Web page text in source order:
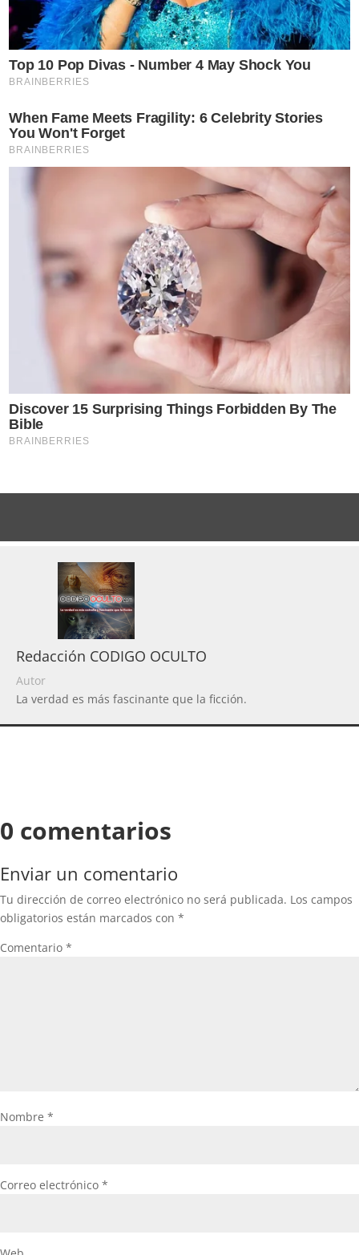
Redacción CODIGO OCULTO
Autor
La verdad es más fascinante que la ficción.
0 comentarios
Enviar un comentario
Tu dirección de correo electrónico no será publicada. Los campos
obligatorios están marcados con *
Comentario *
Nombre *
Correo electrónico *